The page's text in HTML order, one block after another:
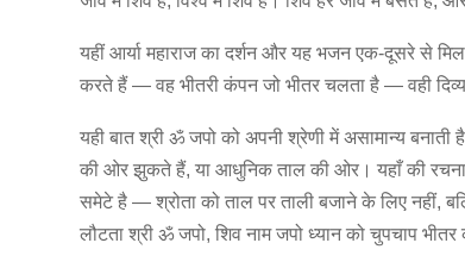
यहीं आर्या महाराज का दर्शन और यह भजन एक-दूसरे से
करते हैं — वह भीतरी कंपन जो भीतर चलता है — वही
यही बात श्री ॐ जपो को अपनी श्रेणी में असामान्य
की ओर झुकते हैं, या आधुनिक ताल की ओर। यहाँ की
समेटे है — श्रोता को ताल पर ताली बजाने के लिए नहीं,
लौटता श्री ॐ जपो, शिव नाम जपो ध्यान को चुपचाप